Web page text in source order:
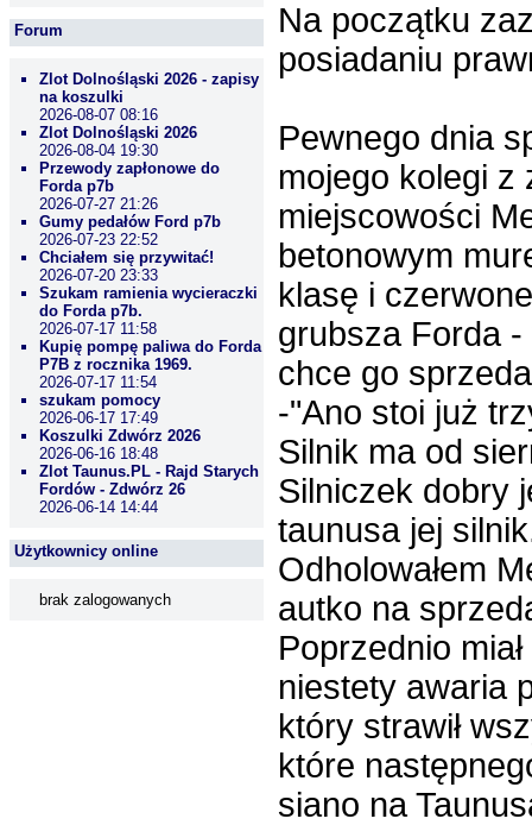
Forum
Zlot Dolnośląski 2026 - zapisy
na koszulki
2026-08-07 08:16
Zlot Dolnośląski 2026
2026-08-04 19:30
Przewody zapłonowe do
Forda p7b
2026-07-27 21:26
Gumy pedałów Ford p7b
2026-07-23 22:52
Chciałem się przywitać!
2026-07-20 23:33
Szukam ramienia wycieraczki
do Forda p7b.
2026-07-17 11:58
Kupię pompę paliwa do Forda
P7B z rocznika 1969.
2026-07-17 11:54
szukam pomocy
2026-06-17 17:49
Koszulki Zdwórz 2026
2026-06-16 18:48
Zlot Taunus.PL - Rajd Starych
Fordów - Zdwórz 26
2026-06-14 14:44
Użytkownicy online
brak zalogowanych
Na początku
posiadaniu
Pewnego dnia
mojego kolegi z
miejscowości
betonowym
klasę i
grubsza Forda -
chce go
-"Ano stoi już
Silnik ma od
Silniczek dobry
taunusa jej
Odholowałem
autko na
Poprzednio
niestety awaria
który strawił
które
siano na